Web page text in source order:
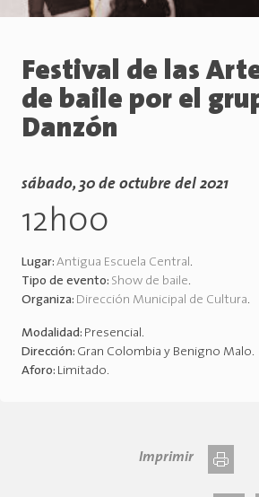
Festival de las
de baile por el
Danzón
sábado, 30 de octubre del 2021
12h00
Lugar: Antigua Escuela Central.
Tipo de evento: Show de baile.
Organiza: Dirección Municipal de Cultura.
Modalidad: Presencial.
Dirección: Gran Colombia y Benigno Malo.
Aforo: Limitado.
Imprimir